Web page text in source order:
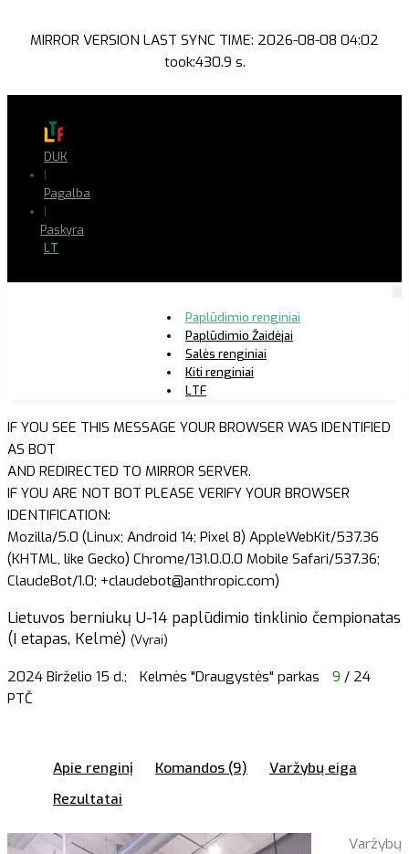
MIRROR VERSION LAST SYNC TIME: 2026-08-08 04:02
took:430.9 s.
DUK
|
Pagalba
|
Paskyra
LT
Paplūdimio renginiai
Paplūdimio Žaidėjai
Salės renginiai
Kiti renginiai
LTF
IF YOU SEE THIS MESSAGE YOUR BROWSER WAS IDENTIFIED
AS BOT
AND REDIRECTED TO MIRROR SERVER.
IF YOU ARE NOT BOT PLEASE VERIFY YOUR BROWSER
IDENTIFICATION:
Mozilla/5.0 (Linux; Android 14; Pixel 8) AppleWebKit/537.36
(KHTML, like Gecko) Chrome/131.0.0.0 Mobile Safari/537.36;
ClaudeBot/1.0; +claudebot@anthropic.com)
Lietuvos berniukų U-14 paplūdimio tinklinio čempionatas
(I etapas, Kelmė) (Vyrai)
2024 Birželio 15 d.; Kelmės "Draugystės" parkas 9 / 24
PTČ
Apie renginį Komandos (9)
Varžybų eiga
Rezultatai
Varžybų